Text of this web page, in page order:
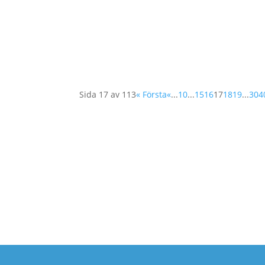
Sida 17 av 113« Första«...10...1516171819...30